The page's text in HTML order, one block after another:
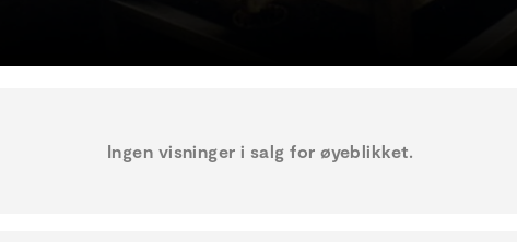
Ingen visninger i salg for øyeblikket.